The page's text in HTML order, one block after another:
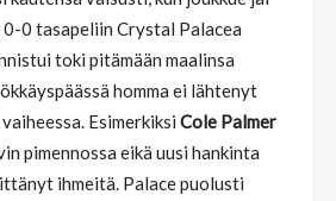
0 tasapeliin Crystal Palacea
toki pitämään maalinsa
homma ei lähtenyt
Esimerkiksi Cole Palmer
pimennossa eikä uusi hankinta
ihmeitä. Palace puolusti